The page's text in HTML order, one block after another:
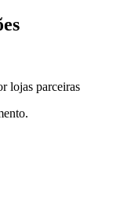
lojas parceiras